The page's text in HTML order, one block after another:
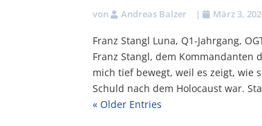
von Andreas Balzer | März 3,
Franz Stangl Luna, Q1-Jahrgang,
Franz Stangl, dem Kommandanten
mich tief bewegt, weil es zeigt, wie
Schuld nach dem Holocaust war.
« Older Entries